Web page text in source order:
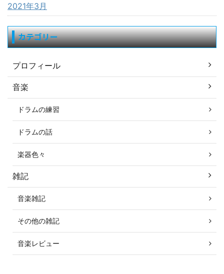
2021年3月
カテゴリー
プロフィール
音楽
ドラムの練習
ドラムの話
楽器色々
雑記
音楽雑記
その他の雑記
音楽レビュー